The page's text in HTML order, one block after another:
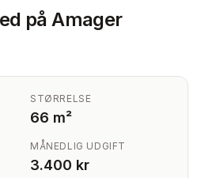
på Amager
STØRRELSE
66 m²
MÅNEDLIG UDGIFT
3.400 kr